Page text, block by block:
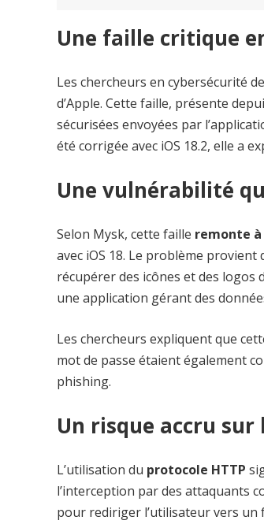
Une faille critique
Les chercheurs en cybersécurité
d’Apple. Cette faille, présente
sécurisées envoyées par
été corrigée avec iOS 18.2, elle a
Une vulnérabilité
Selon Mysk, cette faille remonte à
avec iOS 18. Le problème
récupérer des icônes et des logos
une application gérant des
Les chercheurs expliquent que
mot de passe étaient également
phishing.
Un risque accru sur
L’utilisation du protocole HTTP
l’interception par des attaquants
pour rediriger l’utilisateur vers